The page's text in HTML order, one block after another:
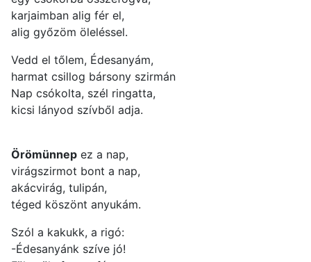
karjaimban alig fér el,
alig győzöm öleléssel.
Vedd el tőlem, Édesanyám,
harmat csillog bársony szirmán
Nap csókolta, szél ringatta,
kicsi lányod szívből adja.
Örömünnep ez a nap,
virágszirmot bont a nap,
akácvirág, tulipán,
téged köszönt anyukám.
Szól a kakukk, a rigó:
-Édesanyánk szíve jó!